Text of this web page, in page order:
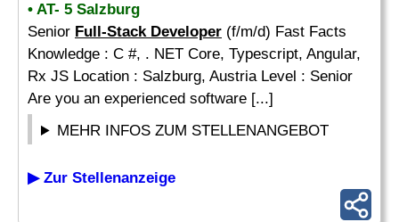
• AT- 5 Salzburg
Senior Full-Stack Developer (f/m/d) Fast Facts
Knowledge : C #, . NET Core, Typescript, Angular,
Rx JS Location : Salzburg, Austria Level : Senior
Are you an experienced software [...]
MEHR INFOS ZUM STELLENANGEBOT
▶ Zur Stellenanzeige